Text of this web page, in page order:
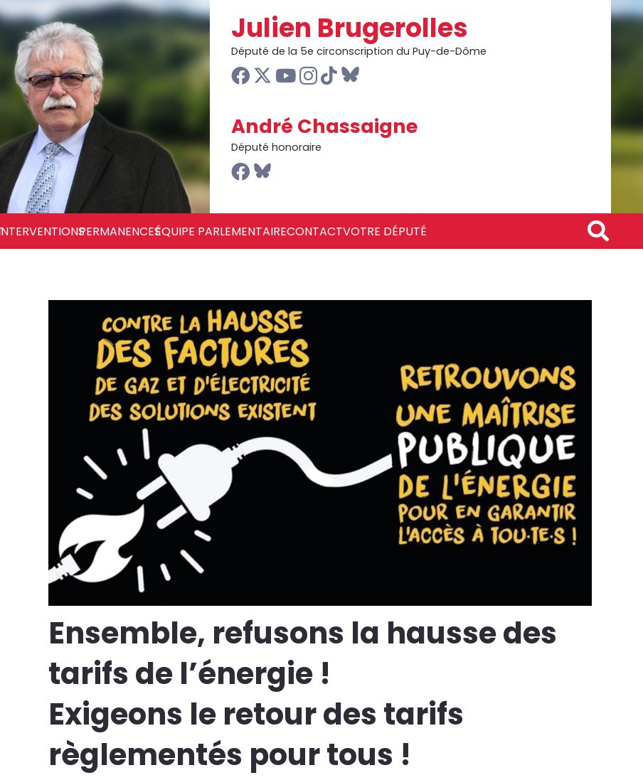
Julien Brugerolles
Député de la 5e circonscription du Puy-de-Dôme
André Chassaigne
Député honoraire
PERMANENCESÉQUIPE PARLEMENTAIRECONTACTVOTRE DÉPUTÉ
Ensemble, refusons la hausse des
tarifs de l’énergie !
Exigeons le retour des tarifs
règlementés pour tous !